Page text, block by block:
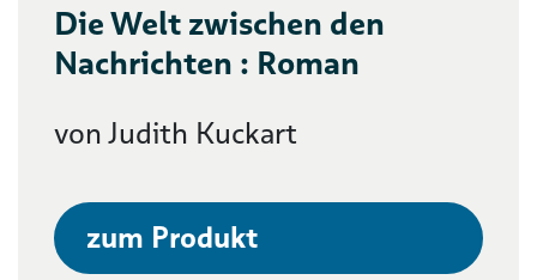
Die Welt zwischen den
Nachrichten : Roman
von Judith Kuckart
zum Produkt